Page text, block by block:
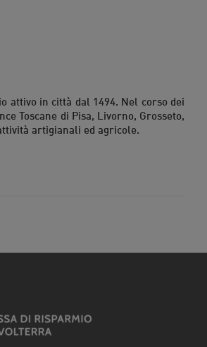
attivo in città dal 1494. Nel corso dei
Toscane di Pisa, Livorno, Grosseto,
artigianali ed agricole.